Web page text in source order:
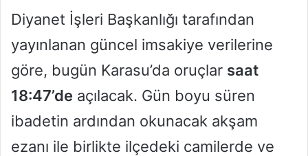
Diyanet İşleri Başkanlığı tarafından
yayınlanan güncel imsakiye verilerine
göre, bugün Karasu’da oruçlar saat
18:47’de açılacak. Gün boyu süren
ibadetin ardından okunacak akşam
ezanı ile birlikte ilçedeki camilerde ve